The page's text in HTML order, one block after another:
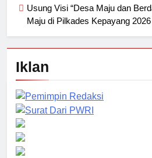
Usung Visi “Desa Maju dan
Maju di Pilkades Kepayang 2026
Iklan